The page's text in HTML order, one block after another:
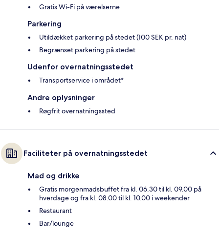
Gratis Wi-Fi på værelserne
Parkering
Utildækket parkering på stedet (100 SEK pr. nat)
Begrænset parkering på stedet
Udenfor overnatningsstedet
Transportservice i området*
Andre oplysninger
Røgfrit overnatningssted
Faciliteter på overnatningsstedet
Mad og drikke
Gratis morgenmadsbuffet fra kl. 06.30 til kl. 09.00 på
hverdage og fra kl. 08.00 til kl. 10.00 i weekender
Restaurant
Bar/lounge